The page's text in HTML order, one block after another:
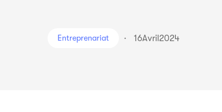
Entreprenariat · 16Avril 2024